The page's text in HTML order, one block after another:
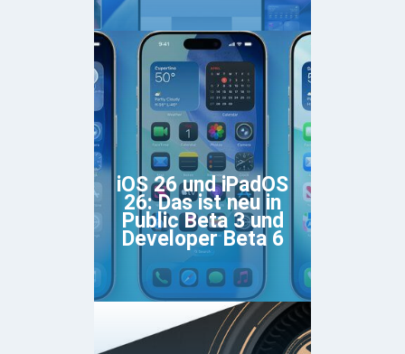
iOS 26 und iPadOS
26: Das ist neu in
Public Beta 3 und
Developer Beta 6